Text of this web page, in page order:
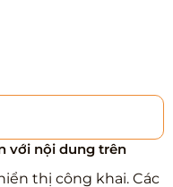
với nội dung trên
thị công khai. Các